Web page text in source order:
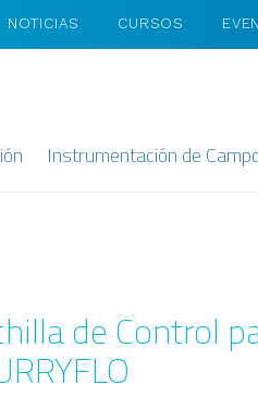
NOTICIAS CURSOS
Instrumentación de
de Control